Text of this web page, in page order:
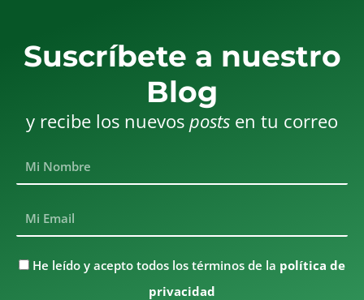
Suscríbete a nuestro
Blog
y recibe los nuevos posts en tu correo
Nombre
Email
He He leído y acepto todos los términos de la política de
privacidad